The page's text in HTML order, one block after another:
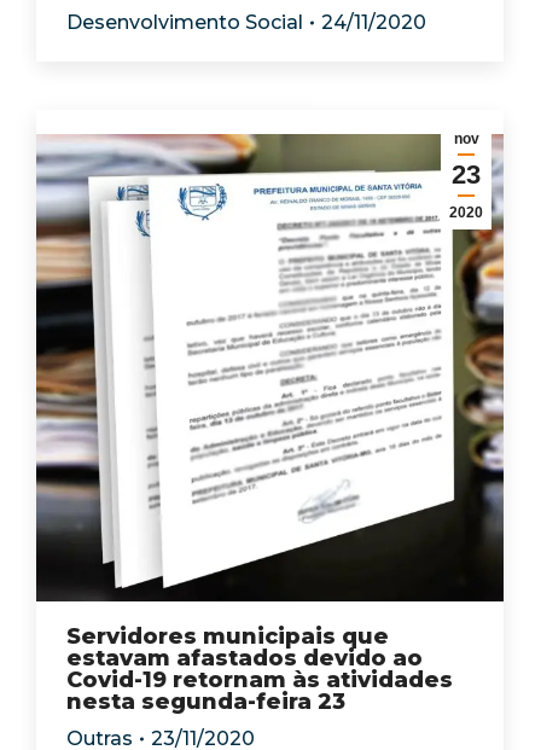
Desenvolvimento Social 24/11/2020
nov
23
2020
Servidores municipais que
estavam afastados devido ao
Covid-19 retornam às atividades
nesta segunda-feira 23
Outras 23/11/2020